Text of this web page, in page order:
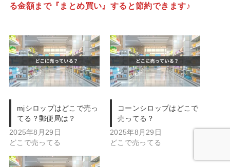
る金額まで『まとめ買い』すると節約できます♪
mjシロップはどこで売っ
てる？郵便局は？
2025年8月29日
どこで売ってる
コーンシロップはどこで
売ってる？
2025年8月29日
どこで売ってる